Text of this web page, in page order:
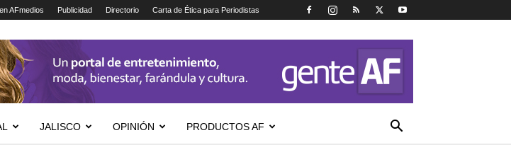
AFmedios Publicidad Directorio Carta de Ética para Periodistas
JALISCO OPINIÓN PRODUCTOS AF